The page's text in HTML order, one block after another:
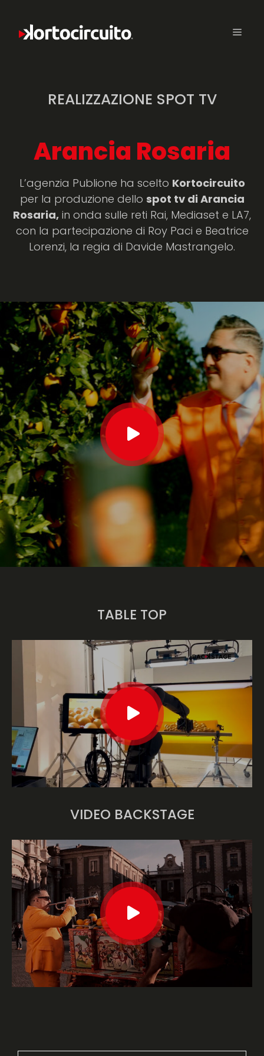
REALIZZAZIONE SPOT TV
Arancia Rosaria
L’agenzia Publione ha scelto Kortocircuito
per la produzione dello spot tv di Arancia
Rosaria, in onda sulle reti Rai, Mediaset e LA7,
con la partecipazione di Roy Paci e Beatrice
Lorenzi, la regia di Davide Mastrangelo.
TABLE TOP
VIDEO BACKSTAGE